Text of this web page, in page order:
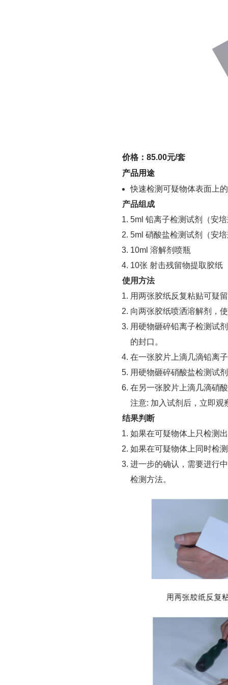
价格：85.00元/套
产品用途
快速检测可疑物体表面上
产品组成
5ml 铅离子检测试剂（安
5ml 硝酸盐检测试剂（安
10ml 溶解剂喷瓶
10张 射击残留物提取胶纸
使用方法
用两张胶纸反复粘贴可疑
向两张胶纸喷洒溶解剂，
用硬物砸碎铅离子检测试
的封口。
在一张胶片上滴几滴铅离
用硬物砸碎硝酸盐检测试
在另一张胶片上滴几滴硝
注意: 加入试剂后，立即观
结果判断
如果在可疑物体上只检测
如果在可疑物体上同时检
进一步的确认，需要进行
检测方法。